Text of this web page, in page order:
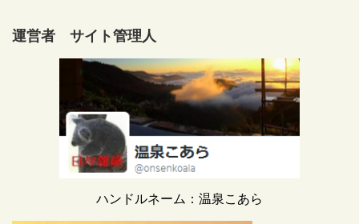
運営者 サイト管理人
ハンドルネーム：温泉こあら